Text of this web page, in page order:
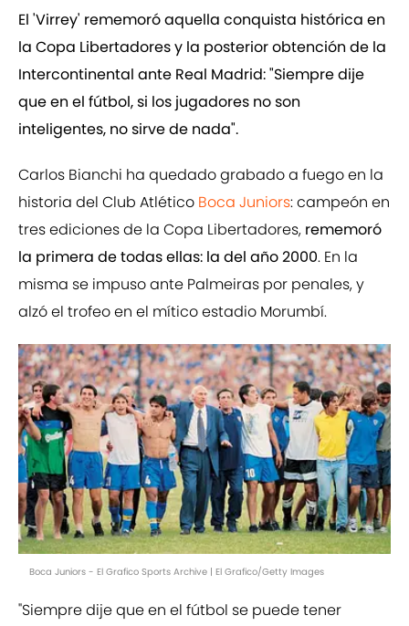
El 'Virrey' rememoró aquella conquista histórica en
la Copa Libertadores y la posterior obtención de la
Intercontinental ante Real Madrid: "Siempre dije
que en el fútbol, si los jugadores no son
inteligentes, no sirve de nada".
Carlos Bianchi ha quedado grabado a fuego en la
historia del Club Atlético Boca Juniors: campeón en
tres ediciones de la Copa Libertadores, rememoró
la primera de todas ellas: la del año 2000. En la
misma se impuso ante Palmeiras por penales, y
alzó el trofeo en el mítico estadio Morumbí.
Boca Juniors - El Grafico Sports Archive | El Grafico/Getty Images
"Siempre dije que en el fútbol se puede tener